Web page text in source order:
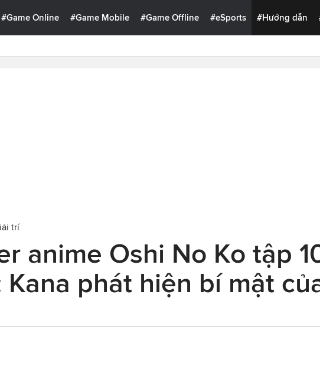
#Game Online #Game Mobile #Game Offline #eSports #Hướng dẫn
trí
anime Oshi No Ko tập
Kana phát hiện bí mật